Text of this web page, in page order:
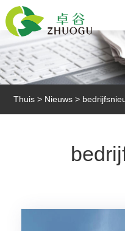
Thuis > Nieuws >